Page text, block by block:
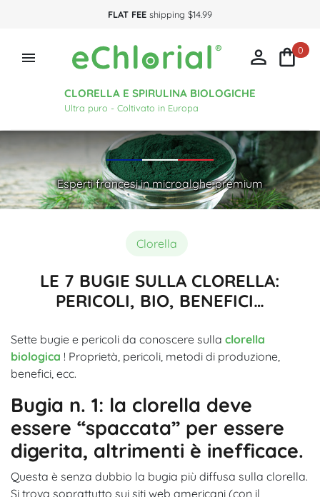
FLAT FEE shipping $14.99

CLORELLA E SPIRULINA BIOLOGICHE
Ultra puro - Coltivato in Europa
 0
Esperti francesi in microalghe premium
Clorella
LE 7 BUGIE SULLA CLORELLA:
PERICOLI, BIO, BENEFICI…
Sette bugie e pericoli da conoscere sulla clorella
biologica ! Proprietà, pericoli, metodi di produzione,
benefici, ecc.
Bugia n. 1: la clorella deve
essere “spaccata” per essere
digerita, altrimenti è inefficace.
Questa è senza dubbio la bugia più diffusa sulla clorella.
Si trova soprattutto sui siti web americani (con il